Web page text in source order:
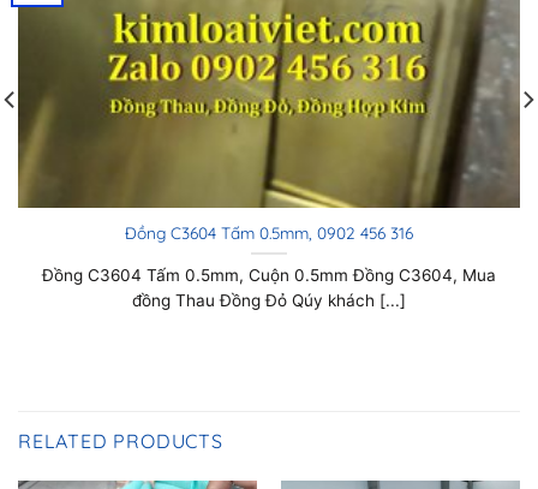
Đồng C3604 Tấm 0.4mm, 0902 456 316
Đồng C3604 Tấm 0.4mm, Cuộn 0.4mm Đồng C3604, Mua
đồng Thau Đồng Đỏ Qúy khách [...]
RELATED PRODUCTS